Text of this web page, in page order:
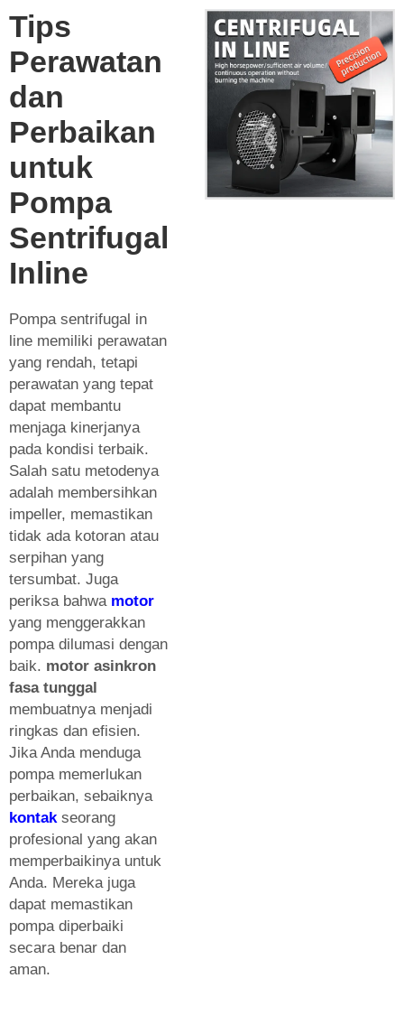
Tips
Perawatan
dan
Perbaikan
untuk
Pompa
Sentrifugal
Inline
Pompa sentrifugal in
line memiliki perawatan
yang rendah, tetapi
perawatan yang tepat
dapat membantu
menjaga kinerjanya
pada kondisi terbaik.
Salah satu metodenya
adalah membersihkan
impeller, memastikan
tidak ada kotoran atau
serpihan yang
tersumbat. Juga
periksa bahwa motor
yang menggerakkan
pompa dilumasi dengan
baik. motor asinkron
fasa tunggal
membuatnya menjadi
ringkas dan efisien.
Jika Anda menduga
pompa memerlukan
perbaikan, sebaiknya
kontak seorang
profesional yang akan
memperbaikinya untuk
Anda. Mereka juga
dapat memastikan
pompa diperbaiki
secara benar dan
aman.